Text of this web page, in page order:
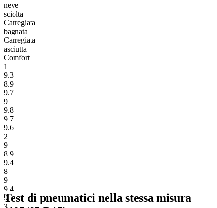
neve
sciolta
Carregiata
bagnata
Carregiata
asciutta
Comfort
1
9.3
8.9
9.7
9
9.8
9.7
9.6
2
9
8.9
9.4
8
9
9.4
9
3
Test di pneumatici nella stessa misura